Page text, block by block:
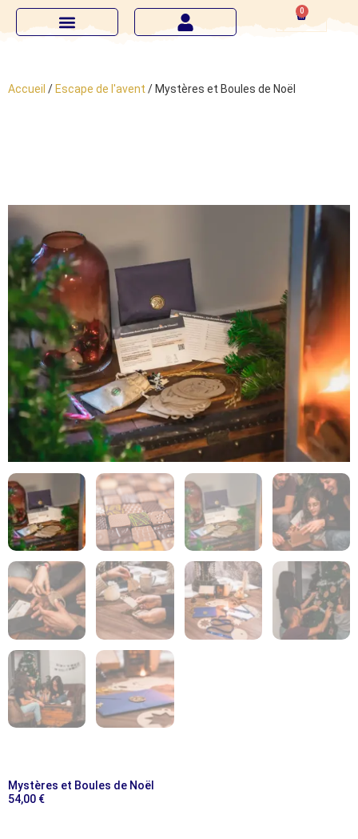
0
Accueil / Escape de l'avent / Mystères et Boules de Noël
Mystères et Boules de Noël
54,00 €